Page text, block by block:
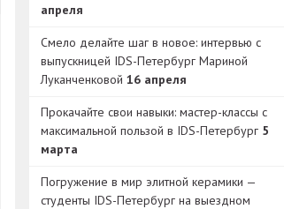
апреля
Смело делайте шаг в новое: интервью с
выпускницей IDS-Петербург Мариной
Луканченковой 16 апреля
Прокачайте свои навыки: мастер-классы с
максимальной пользой в IDS-Петербург 5
марта
Погружение в мир элитной керамики —
студенты IDS-Петербург на выездном